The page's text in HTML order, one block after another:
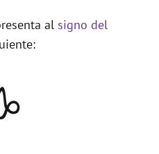
al signo del